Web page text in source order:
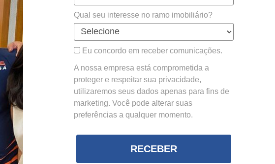
Qual seu interesse no ramo imobiliário?
Eu concordo em receber comunicações.
A nossa empresa está comprometida a
proteger e respeitar sua privacidade,
utilizaremos seus dados apenas para fins de
marketing. Você pode alterar suas
preferências a qualquer momento.
RECEBER